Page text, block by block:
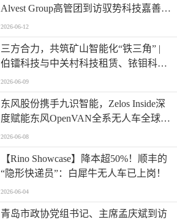
Alvest Group高管团到访驭势科技嘉善研
发测试和应用创新中心
2026-06-12
三方合力，共筑矿山智能化“铁三角” |
伯镭科技与中关村科技租赁、铱钼科技
正式签署三方战略合作协议
2026-06-09
东风股份携手九识智能，Zelos Inside深
度赋能东风OpenVAN全系无人车全球首
发
2026-06-08
【Rino Showcase】降本超50%！顺丰的
“隐形快递员”：白犀牛无人车已上岗！
2026-06-04
青岛市政协党组书记、主席孟庆斌到访